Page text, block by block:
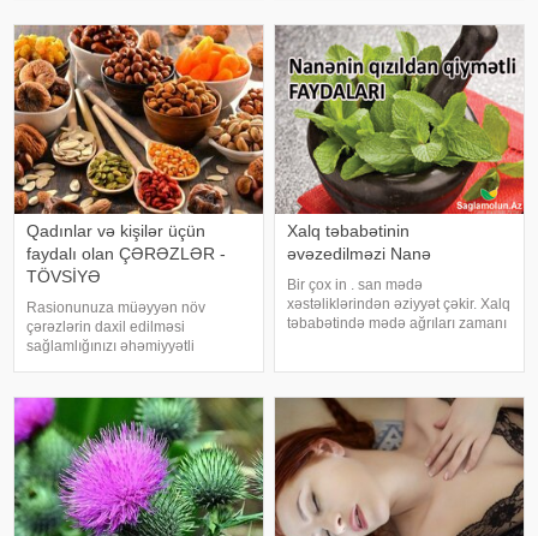
əlaqəyə girmək mümkün olmaya
bilər
Oğuz Erkan Berksun mövsümi
keçid dövrlərində biloji saatın
pozulmas
Qadınlar və kişilər üçün
faydalı olan ÇƏRƏZLƏR -
TÖVSİYƏ
Rasionunuza müəyyən növ
çərəzlərin daxil edilməsi
sağlamlığınızı əhəmiyyətli
badam, fındıq yeməyi məsləhət
görür. Şam fıstığı və badam dəri
üçün faydalı olan çoxl
Xalq təbabətinin
əvəzedilməzi Nanə
Bir çox in . san mədə
xəstəliklərindən əziyyət çəkir. Xalq
təbabətində mədə ağrıları zamanı
ağrısından əziyyət çəkənlərə
yaban